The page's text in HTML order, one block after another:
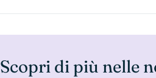
Scopri di più nelle